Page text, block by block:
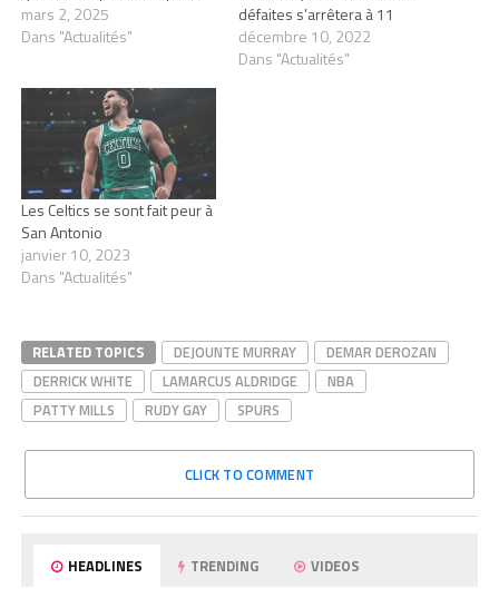
mars 2, 2025
Dans "Actualités"
défaites s’arrêtera à 11
décembre 10, 2022
Dans "Actualités"
Les Celtics se sont fait peur à
San Antonio
janvier 10, 2023
Dans "Actualités"
RELATED TOPICS DEJOUNTE MURRAY
DEMAR DEROZAN
DERRICK WHITE
LAMARCUS ALDRIDGE
NBA
PATTY MILLS
RUDY GAY SPURS
CLICK TO COMMENT
HEADLINES TRENDING VIDEOS